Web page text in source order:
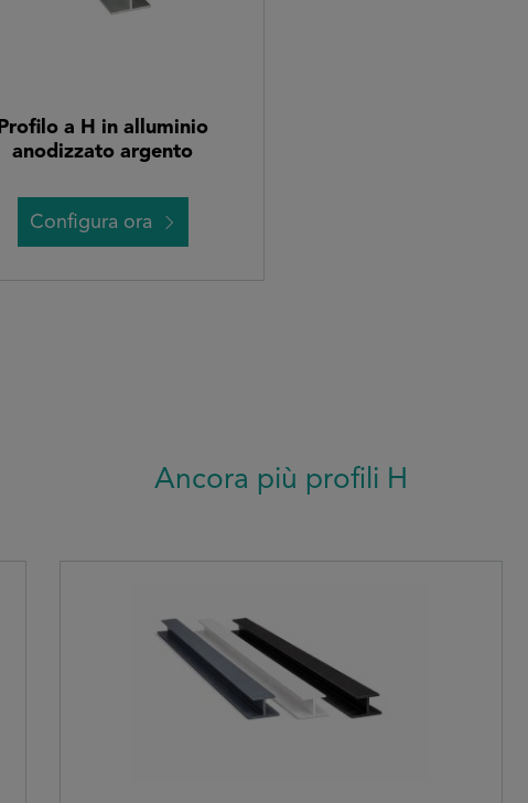
Profilo a H in alluminio
anodizzato argento
Configura ora
Ancora più profili H